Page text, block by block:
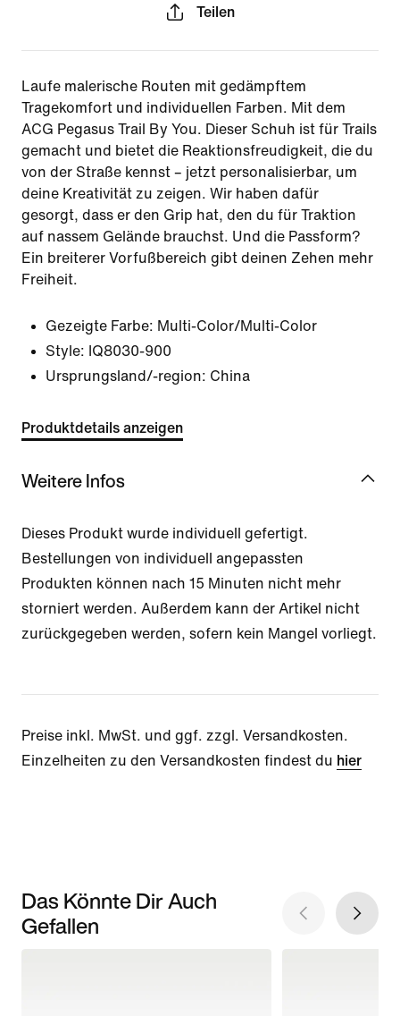
Teilen
Laufe malerische Routen mit gedämpftem
Tragekomfort und individuellen Farben. Mit dem
ACG Pegasus Trail By You. Dieser Schuh ist für Trails
gemacht und bietet die Reaktionsfreudigkeit, die du
von der Straße kennst – jetzt personalisierbar, um
deine Kreativität zu zeigen. Wir haben dafür
gesorgt, dass er den Grip hat, den du für Traktion
auf nassem Gelände brauchst. Und die Passform?
Ein breiterer Vorfußbereich gibt deinen Zehen mehr
Freiheit.
Gezeigte Farbe: Multi-Color/Multi-Color
Style: IQ8030-900
Ursprungsland/-region: China
Produktdetails anzeigen
Weitere Infos
Dieses Produkt wurde individuell gefertigt.
Bestellungen von individuell angepassten
Produkten können nach 15 Minuten nicht mehr
storniert werden. Außerdem kann der Artikel nicht
zurückgegeben werden, sofern kein Mangel vorliegt.
Preise inkl. MwSt. und ggf. zzgl. Versandkosten.
Einzelheiten zu den Versandkosten findest du hier
Das Könnte Dir Auch
Gefallen